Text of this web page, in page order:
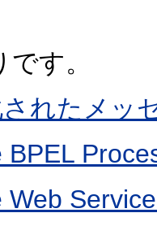
す。
れたメッ
BPEL
Web